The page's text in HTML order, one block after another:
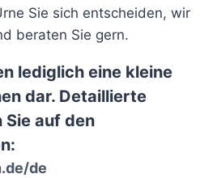
Sie sich entscheiden, wir
beraten Sie gern.
lediglich eine kleine
dar. Detaillierte
auf den
de